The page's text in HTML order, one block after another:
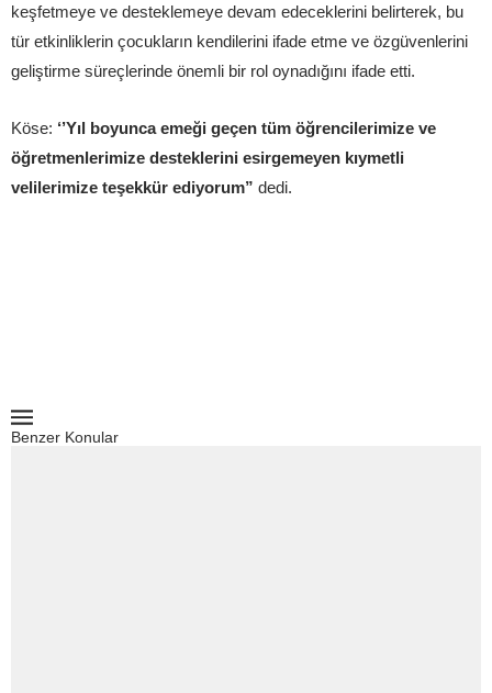
keşfetmeye ve desteklemeye devam edeceklerini belirterek, bu
tür etkinliklerin çocukların kendilerini ifade etme ve özgüvenlerini
geliştirme süreçlerinde önemli bir rol oynadığını ifade etti.
Köse: ‘’Yıl boyunca emeği geçen tüm öğrencilerimize ve
öğretmenlerimize desteklerini esirgemeyen kıymetli
velilerimize teşekkür ediyorum” dedi.
Benzer Konular